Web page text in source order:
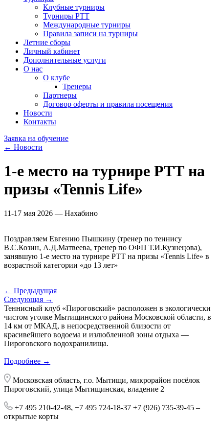
Клубные турниры
Турниры РТТ
Международные турниры
Правила записи на турниры
Летние сборы
Личный кабинет
Дополнительные услуги
О нас
О клубе
Тренеры
Партнеры
Договор оферты и правила посещения
Новости
Контакты
Заявка на обучение
← Новости
1-е место на турнире РТТ на
призы «Tennis Life»
11-17 мая 2026 — Нахабино
Поздравляем Евгению Пышкину (тренер по теннису
В.С.Козин, А.Д.Матвеева, тренер по ОФП Т.И.Кузнецова),
занявшую 1-е место на турнире РТТ на призы «Tennis Life» в
возрастной категории «до 13 лет»
← Предыдущая
Следующая →
Теннисный клуб «Пироговский» расположен в экологически
чистом уголке Мытищинского района Московской области, в
14 км от МКАД, в непосредственной близости от
красивейшего водоема и излюбленной зоны отдыха —
Пироговского водохранилища.
Подробнее →
Московская область, г.о. Мытищи, микрорайон посёлок
Пироговский, улица Мытищинская, владение 2
+7 495 210-42-48, +7 495 724-18-37 +7 (926) 735-39-45–
открытые корты